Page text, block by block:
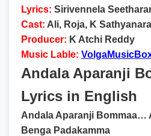
Lyrics: Sirivennela
Cast: Ali, Roja, K
Producer: K Atchi Reddy
Music Lable:
Andala Aparanji
Lyrics in English
Andala Aparanji Bommaa…
Benga Padakamma